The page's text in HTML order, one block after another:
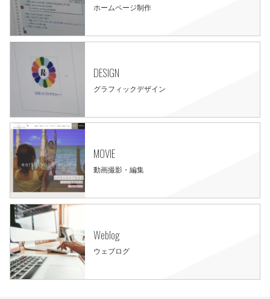
ホームページ制作
DESIGN
グラフィックデザイン
MOVIE
動画撮影・編集
Weblog
ウェブログ